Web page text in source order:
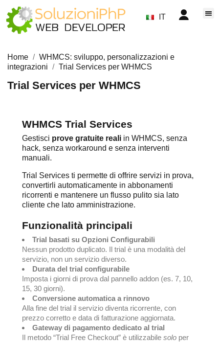
IT
Home
WHMCS: sviluppo, personalizzazioni e
integrazioni
Trial Services per WHMCS
Trial Services per WHMCS
WHMCS Trial Services
Gestisci prove gratuite reali in WHMCS, senza
hack, senza workaround e senza interventi
manuali.
Trial Services ti permette di offrire servizi in prova,
convertirli automaticamente in abbonamenti
ricorrenti e mantenere un flusso pulito sia lato
cliente che lato amministrazione.
Funzionalità principali
Trial basati su Opzioni Configurabili
Nessun prodotto duplicato. Il trial è una modalità del
servizio, non un servizio diverso.
Durata del trial configurabile
Imposta i giorni di prova dal pannello addon (es. 7, 10,
15, 30 giorni).
Conversione automatica a rinnovo
Alla fine del trial il servizio diventa ricorrente, con
prezzo corretto e data di fatturazione aggiornata.
Gateway di pagamento dedicato al trial
Il metodo “Trial Free Checkout” è utilizzabile solo per